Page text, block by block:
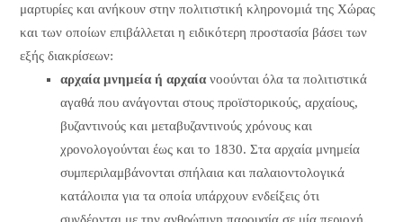
μαρτυρίες και ανήκουν στην πολιτιστική κληρονομιά της Χώρας
και των οποίων επιβάλλεται η ειδικότερη προστασία βάσει των
εξής διακρίσεων:
αρχαία μνημεία ή αρχαία νοούνται όλα τα πολιτιστικά
αγαθά που ανάγονται στους προϊστορικούς, αρχαίους,
βυζαντινούς και μεταβυζαντινούς χρόνους και
χρονολογούνται έως και το 1830. Στα αρχαία μνημεία
συμπεριλαμβάνονται σπήλαια και παλαιοντολογικά
κατάλοιπα για τα οποία υπάρχουν ενδείξεις ότι
συνδέονται με την ανθρώπινη παρουσία σε μία περιοχή,